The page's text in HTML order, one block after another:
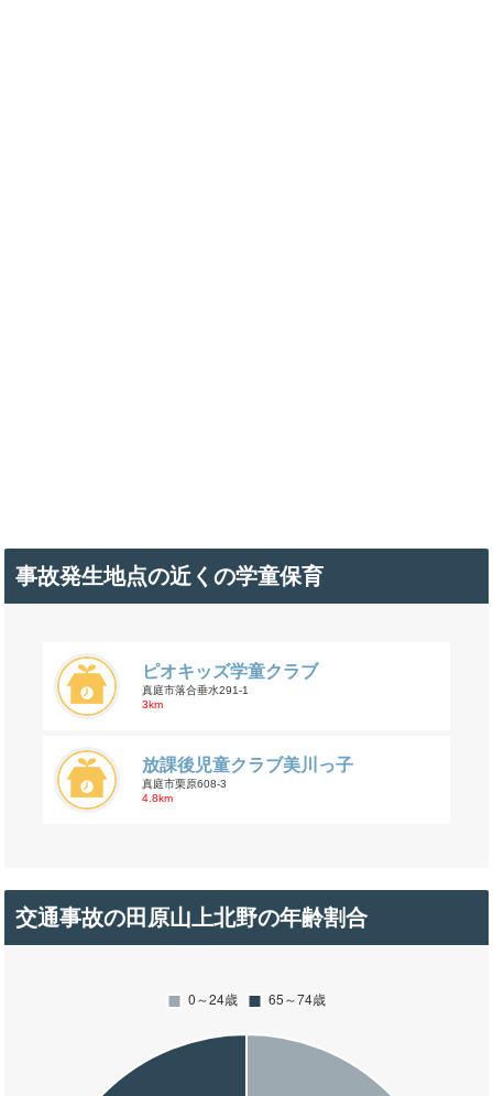
事故発生地点の近くの学童保育
ピオキッズ学童クラブ
真庭市落合垂水291-1
3km
放課後児童クラブ美川っ子
真庭市栗原608-3
4.8km
交通事故の田原山上北野の年齢割合